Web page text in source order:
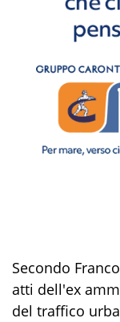
Secondo
atti dell'ex
del traffico